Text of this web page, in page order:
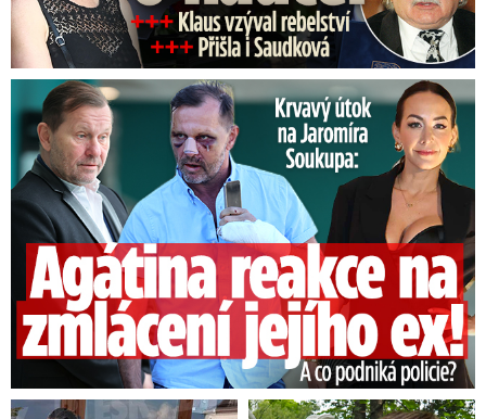
Útok na Jaromíra Soukupa: Reakce Agáty na zmlácení jejího ex